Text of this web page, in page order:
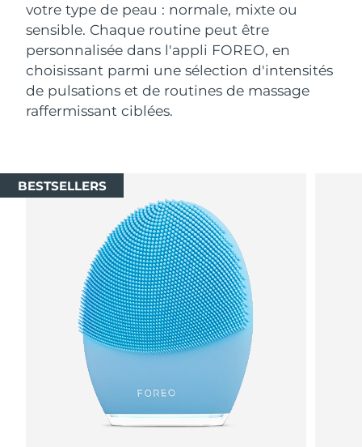
votre type de peau : normale, mixte ou
sensible. Chaque routine peut être
personnalisée dans l'appli FOREO, en
choisissant parmi une sélection d'intensités
de pulsations et de routines de massage
raffermissant ciblées.
BESTSELLERS